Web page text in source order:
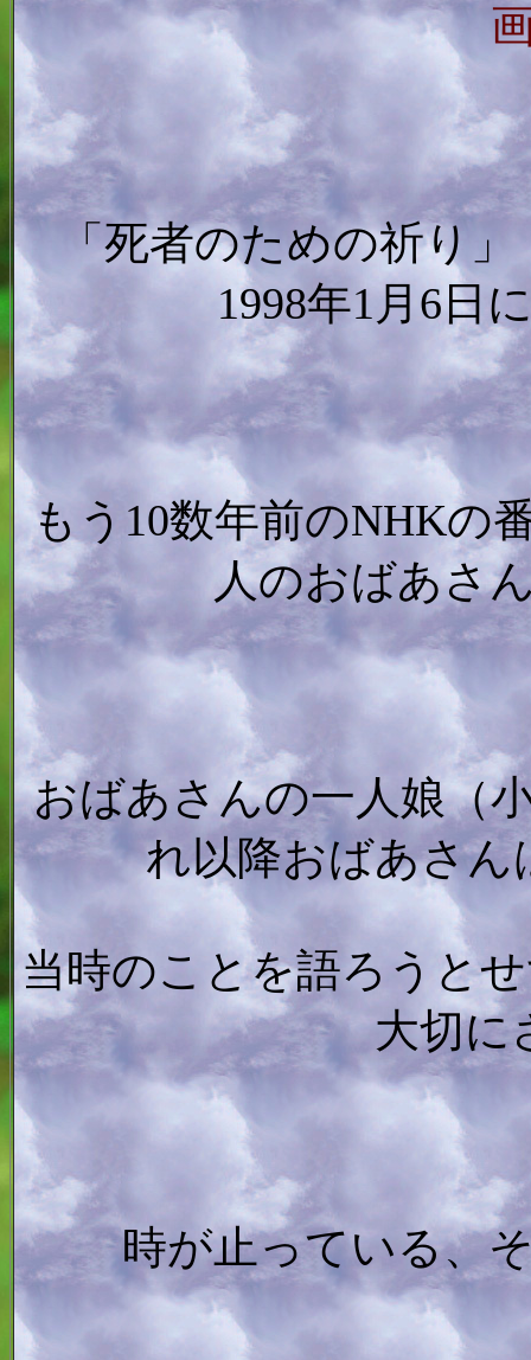
「死者のための祈り
1998年1月6日
もう10数年前のNHKの
人のおばあさ
おばあさんの一人娘（
れ以降おばあさん
当時のことを語ろうと
大切に
時が止っている、